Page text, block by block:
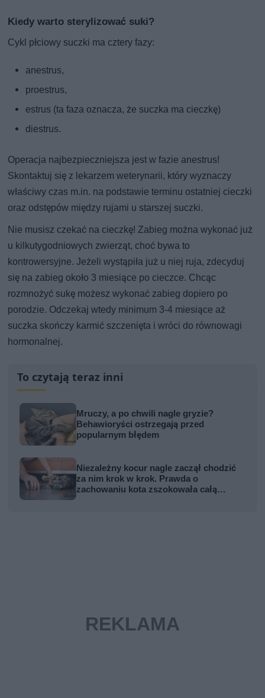
Kiedy warto sterylizować suki?
Cykl płciowy suczki ma cztery fazy:
anestrus,
proestrus,
estrus (ta faza oznacza, że suczka ma cieczkę)
diestrus.
Operacja najbezpieczniejsza jest w fazie anestrus!
Skontaktuj się z lekarzem weterynarii, który wyznaczy
właściwy czas m.in. na podstawie terminu ostatniej cieczki
oraz odstępów między rujami u starszej suczki.
Nie musisz czekać na cieczkę! Zabieg można wykonać już
u kilkutygodniowych zwierząt, choć bywa to
kontrowersyjne. Jeżeli wystąpiła już u niej ruja, zdecyduj
się na zabieg około 3 miesiące po cieczce. Chcąc
rozmnożyć sukę możesz wykonać zabieg dopiero po
porodzie. Odczekaj wtedy minimum 3-4 miesiące aż
suczka skończy karmić szczenięta i wróci do równowagi
hormonalnej.
To czytają teraz inni
Mruczy, a po chwili nagle gryzie?
Behawioryści ostrzegają przed
popularnym błędem
Niezależny kocur nagle zaczął chodzić
za nim krok w krok. Prawda o
zachowaniu kota zszokowała całą